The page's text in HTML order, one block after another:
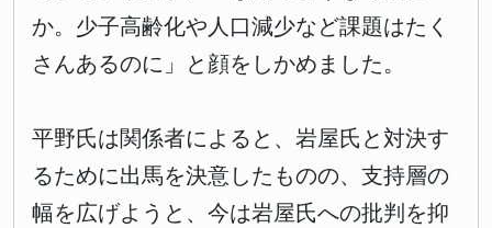
か。少子高齢化や人口減少など課題はたく
さんあるのに」と顔をしかめました。
平野氏は関係者によると、岩屋氏と対決す
るために出馬を決意したものの、支持層の
幅を広げようと、今は岩屋氏への批判を抑